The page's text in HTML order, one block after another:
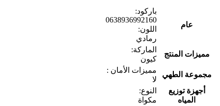
عام
باركود:
0638936992160
اللون:
رمادي
مميزات المنتج
الماركة:
كيون
مجموعة الطهي
مميزات الأمان :
لا
أجهزة توزيع
المياه
النوع:
مكواة